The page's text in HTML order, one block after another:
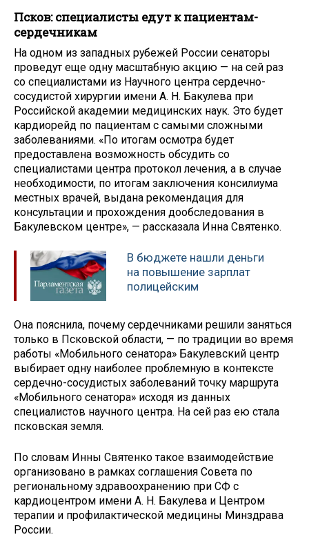
Псков: специалисты едут к пациентам-
сердечникам
На одном из западных рубежей России сенаторы
проведут еще одну масштабную акцию — на сей раз
со специалистами из Научного центра сердечно-
сосудистой хирургии имени А. Н. Бакулева при
Российской академии медицинских наук. Это будет
кардиорейд по пациентам с самыми сложными
заболеваниями. «По итогам осмотра будет
предоставлена возможность обсудить со
специалистами центра протокол лечения, а в случае
необходимости, по итогам заключения консилиума
местных врачей, выдана рекомендация для
консультации и прохождения дообследования в
Бакулевском центре», — рассказала Инна Святенко.
В бюджете нашли деньги
на повышение зарплат
полицейским
Она пояснила, почему сердечниками решили заняться
только в Псковской области, — по традиции во время
работы «Мобильного сенатора» Бакулевский центр
выбирает одну наиболее проблемную в контексте
сердечно-сосудистых заболеваний точку маршрута
«Мобильного сенатора» исходя из данных
специалистов научного центра. На сей раз ею стала
псковская земля.
По словам Инны Святенко такое взаимодействие
организовано в рамках соглашения Совета по
региональному здравоохранению при СФ с
кардиоцентром имени А. Н. Бакулева и Центром
терапии и профилактической медицины Минздрава
России.